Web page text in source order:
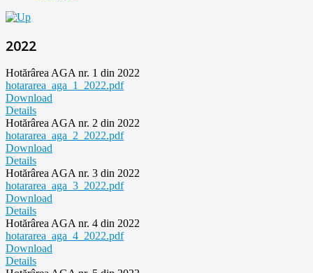
2022
Hotărârea AGA nr. 1 din 2022
hotararea_aga_1_2022.pdf
Download
Details
Hotărârea AGA nr. 2 din 2022
hotararea_aga_2_2022.pdf
Download
Details
Hotărârea AGA nr. 3 din 2022
hotararea_aga_3_2022.pdf
Download
Details
Hotărârea AGA nr. 4 din 2022
hotararea_aga_4_2022.pdf
Download
Details